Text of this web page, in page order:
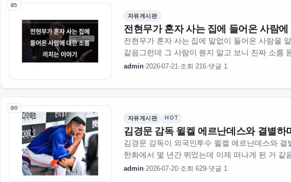
05
자유게시판
전현무가 혼자 사는 집에 들어온 사람
전현무가 혼자 사는 집에 말없이 들어온 사람을
같음그런데 그 사람이 뭔지 알고 보니 진짜 소름
했는데 결국은 …
admin·2026-07-21 ·조회 216·댓글 1
06
자유게시판 HOT
김경문 감독 윌켈 에르난데스와 결별하
김경문 감독이 외국인투수 윌켈 에르난데스와
한화에서 몇 년간 뛰었는데 이제 떠나게 된 거
거임에르난데스는 …
admin·2026-07-20·조회 629·댓글 1